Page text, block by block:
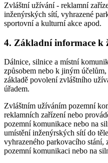
Zvláštní užívání - reklamní
inženýrských sítí, vyhrazené
sportovní a kulturní akce apod.
4. Základní informace k
Dálnice, silnice a místní
způsobem nebo k jiným
základě povolení zvláštního
úřadem.
Zvláštním užíváním pozemní
reklamních zařízení nebo
pozemní komunikace nebo na
umístění inženýrských sítí do
vyhrazeného parkovacího stání,
pozemní komunikaci nebo na